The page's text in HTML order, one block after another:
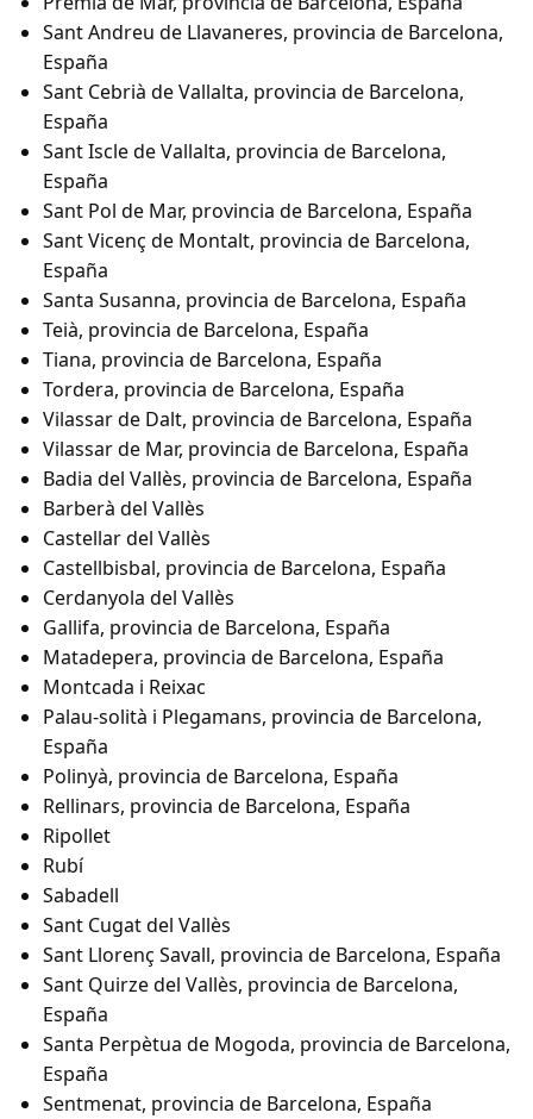
Sant Andreu de Llavaneres, provincia de Barcelona,
España
Sant Cebrià de Vallalta, provincia de Barcelona,
España
Sant Iscle de Vallalta, provincia de Barcelona,
España
Sant Pol de Mar, provincia de Barcelona, España
Sant Vicenç de Montalt, provincia de Barcelona,
España
Santa Susanna, provincia de Barcelona, España
Teià, provincia de Barcelona, España
Tiana, provincia de Barcelona, España
Tordera, provincia de Barcelona, España
Vilassar de Dalt, provincia de Barcelona, España
Vilassar de Mar, provincia de Barcelona, España
Badia del Vallès, provincia de Barcelona, España
Barberà del Vallès
Castellar del Vallès
Castellbisbal, provincia de Barcelona, España
Cerdanyola del Vallès
Gallifa, provincia de Barcelona, España
Matadepera, provincia de Barcelona, España
Montcada i Reixac
Palau-solità i Plegamans, provincia de Barcelona,
España
Polinyà, provincia de Barcelona, España
Rellinars, provincia de Barcelona, España
Ripollet
Rubí
Sabadell
Sant Cugat del Vallès
Sant Llorenç Savall, provincia de Barcelona, España
Sant Quirze del Vallès, provincia de Barcelona,
España
Santa Perpètua de Mogoda, provincia de Barcelona,
España
Sentmenat, provincia de Barcelona, España